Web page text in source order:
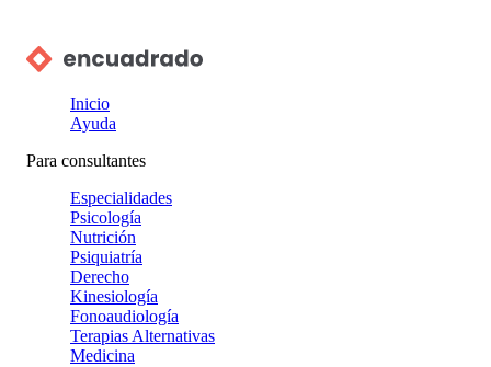
Inicio
Ayuda
Para consultantes
Especialidades
Psicología
Nutrición
Psiquiatría
Derecho
Kinesiología
Fonoaudiología
Terapias Alternativas
Medicina